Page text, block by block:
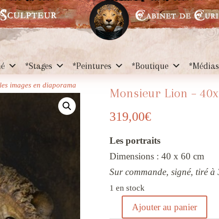
*Stages *Peintures *Boutique *Médias
images en diaporama
Monsieur Lion –
319,00€
Les portraits
Dimensions : 40 x 60 cm
Sur commande, signé, tiré à
1 en stock
quantité
Ajouter au panier